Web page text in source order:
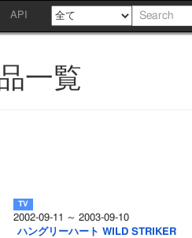
API
一覧
2002-09-11 ～ 2003-09-10
ハングリーハート WILD STRIKER